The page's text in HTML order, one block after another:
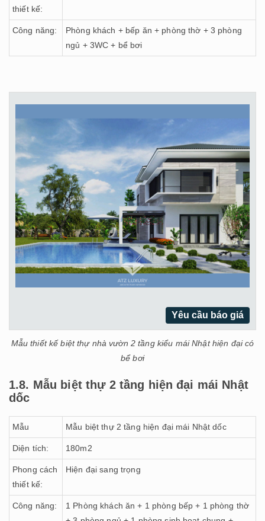
thiết kế:
Công năng:
Phòng khách + bếp ăn + phòng thờ + 3 phòng
ngủ + 3WC + bể bơi
Yêu cầu báo giá
Mẫu thiết kế biệt thự nhà vườn 2 tầng kiểu mái Nhật hiện đại có
bể bơi
1.8. Mẫu biệt thự 2 tầng hiện đại mái Nhật
dốc
Mẫu Mẫu biệt thự 2 tầng hiện đại mái Nhật dốc
Diện tích: 180m2
Phong cách
thiết kế:
Hiện đại sang trọng
Công năng:
1 Phòng khách ăn + 1 phòng bếp + 1 phòng thờ